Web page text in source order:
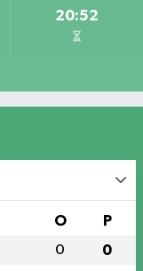
20:52
O P
0 0